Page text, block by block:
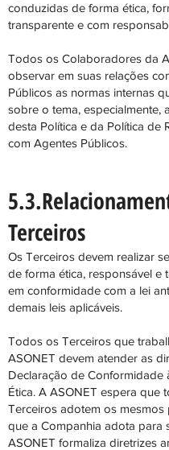
conduzidas de forma ética,
transparente e com
Todos os Colaboradores da
observar em suas relações
Públicos as normas internas
sobre o tema, especialmente,
desta Política e da Política de
com Agentes Públicos.
Terceiros
Os Terceiros devem realizar
de forma ética, responsável e
em conformidade com a lei
demais leis aplicáveis.
Todos os Terceiros que
ASONET devem atender as
Declaração de Conformidade
Ética. A ASONET espera que
Terceiros adotem os mesmos
que a Companhia adota para
ASONET formaliza diretrizes